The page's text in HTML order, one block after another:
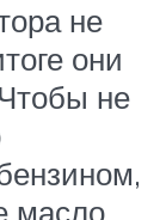
не
они
не
масло